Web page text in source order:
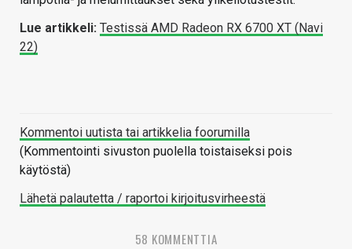
Lue artikkeli: Testissä AMD Radeon RX 6700 XT (Navi
22)
Kommentoi uutista tai artikkelia foorumilla
(Kommentointi sivuston puolella toistaiseksi pois
käytöstä)
Lähetä palautetta / raportoi kirjoitusvirheestä
58 KOMMENTTIA